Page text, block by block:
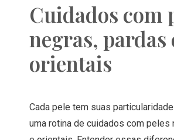
Cuidados com
negras, pardas
orientais
Cada pele tem suas
uma rotina de cuidados com peles